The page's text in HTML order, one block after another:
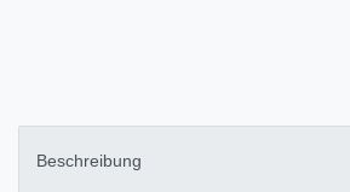
Beschreibung